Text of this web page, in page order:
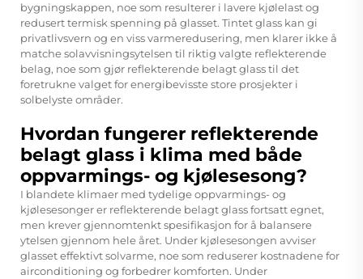
bygningskappen, noe som resulterer i lavere kjølelast og
redusert termisk spenning på glasset. Tintet glass kan gi
privatlivsvern og en viss varmeredusering, men klarer ikke å
matche solavvisningsytelsen til riktig valgte reflekterende
belag, noe som gjør reflekterende belagt glass til det
foretrukne valget for energibevisste store prosjekter i
solbelyste områder.
Hvordan fungerer reflekterende
belagt glass i klima med både
oppvarmings- og kjølesesong?
I blandete klimaer med tydelige oppvarmings- og
kjølesesonger er reflekterende belagt glass fortsatt egnet,
men krever gjennomtenkt spesifikasjon for å balansere
ytelsen gjennom hele året. Under kjølesesongen avviser
glasset effektivt solvarme, noe som reduserer kostnadene for
airconditioning og forbedrer komforten. Under